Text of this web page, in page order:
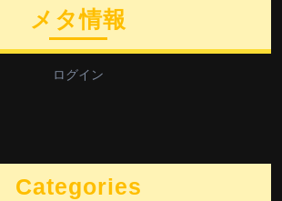
メタ情報
ログイン
Categories